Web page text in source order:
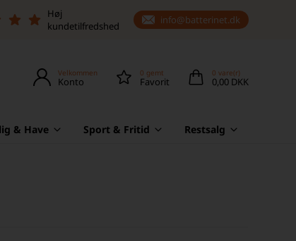
Høj
kundetilfredshed
info@batterinet.dk
Velkommen
Konto
0 gemt
Favorit
0 vare(r)
0,00 DKK
& Have Sport & Fritid Restsalg